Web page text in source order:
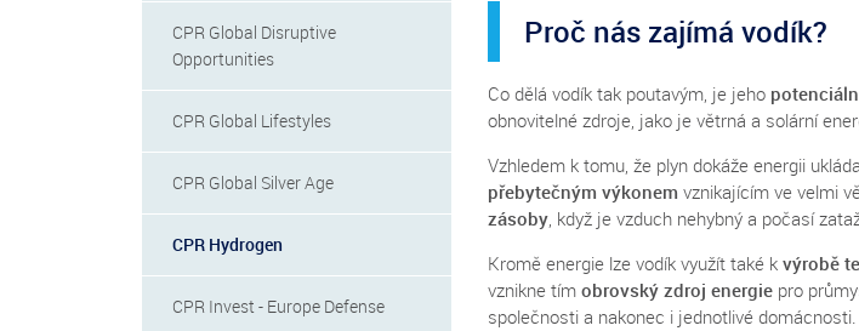
CPR Global Disruptive
Opportunities
CPR Global Lifestyles
CPR Global Silver Age
CPR Hydrogen
CPR Invest - Europe Defense
Proč nás zajímá vodík?
Co dělá vodík tak poutavým, je jeho
obnovitelné zdroje, jako je větrná a solární
Vzhledem k tomu, že plyn dokáže energii
přebytečným výkonem vznikajícím ve velmi
zásoby, když je vzduch nehybný a počasí
Kromě energie lze vodík využít také k výrobě
vznikne tím obrovský zdroj energie pro
společnosti a nakonec i jednotlivé domácnosti.